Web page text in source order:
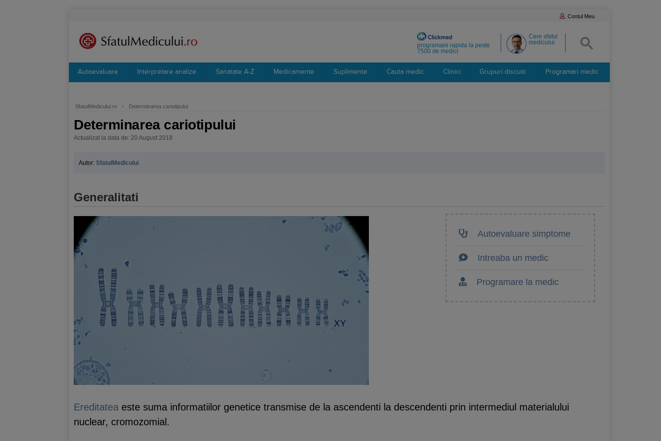
Contul Meu
Cere sfatul
medicului
programare rapida la peste
7500 de medici
Autoevaluare Interpretare analize Sanatate A-Z Medicamente Suplimente Cauta medic Clinici Grupuri discutii Programari medic
SfatulMedicului.ro › Determinarea cariotipului
Determinarea cariotipului
Actualizat la data de: 20 August 2018
Autor: SfatulMedicului
Generalitati
Autoevaluare simptome
Intreaba un medic
Programare la medic
Ereditatea este suma informatiilor genetice transmise de la ascendenti la descendenti prin intermediul materialului
nuclear, cromozomial.